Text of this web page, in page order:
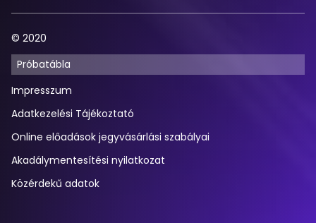
© 2020
Próbatábla
Impresszum
Adatkezelési Tájékoztató
Online előadások jegyvásárlási szabályai
Akadálymentesítési nyilatkozat
Közérdekű adatok